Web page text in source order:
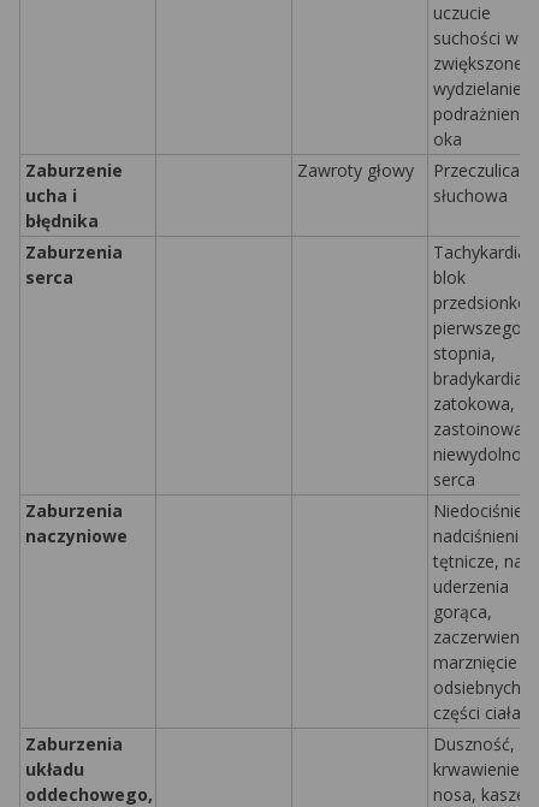
uczucie
suchości w
zwiększone
wydzielanie
podrażnienie
oka
Zaburzenie
ucha i
błędnika
Zawroty głowy
Przeczulica
słuchowa
Zaburzenia
serca
Tachykardia,
blok
pierwszego
stopnia,
bradykardia
zatokowa,
zastoinowa
niewydolność
serca
Zaburzenia
naczyniowe
nadciśnienie
tętnicze,
uderzenia
gorąca,
marznięcie
odsiebnych
części ciała
Zaburzenia
układu
oddechowego,
Duszność,
krwawienie z
nosa, kaszel,